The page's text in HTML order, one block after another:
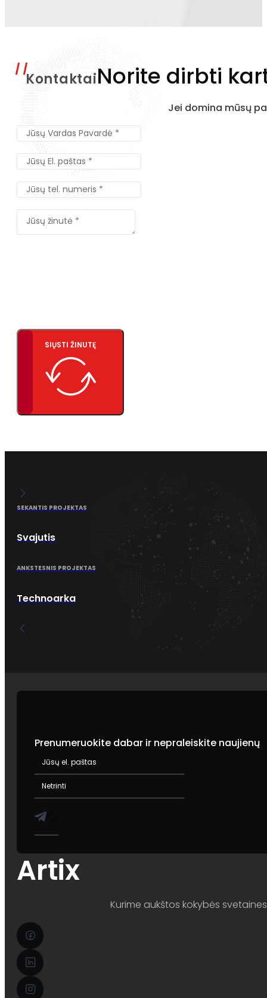
KontaktaiNorite dirbti
Jei domina mūsų
SIŲSTI ŽINUTĘ
SEKANTIS PROJEKTAS
Svajutis
ANKSTESNIS PROJEKTAS
Technoarka
Prenumeruokite dabar ir nepraleiskite naujienų
Artix
Kurime aukštos kokybės